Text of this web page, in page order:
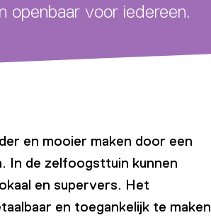
openbaar voor iedereen.
en mooier maken door een
In de zelfoogsttuin kunnen
en supervers. Het
en toegankelijk te maken